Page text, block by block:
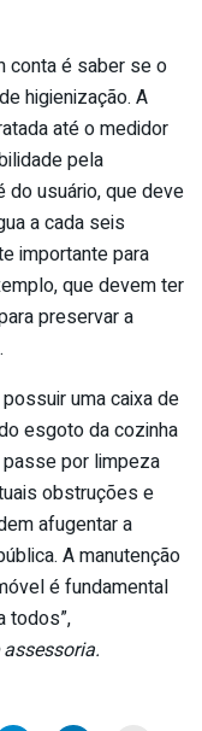
conta é saber se o
higienização. A
até o medidor
pela
do usuário, que deve
a cada seis
importante para
que devem ter
preservar a
uma caixa de
esgoto da cozinha
por limpeza
obstruções e
afugentar a
A manutenção
é fundamental
todos”,